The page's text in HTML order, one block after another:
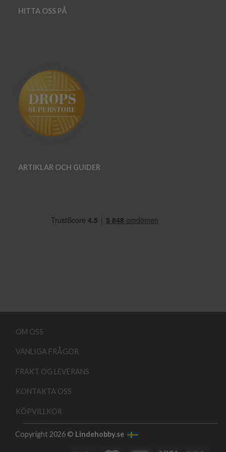
HITTA OSS PÅ
ARTIKLAR OCH GUIDER
OM OSS
VANLIGA FRÅGOR
FRAKT OG LEVERANS
KONTAKTA OSS
KÖPVILLKOR
Copyright 2026 © Lindehobby.se